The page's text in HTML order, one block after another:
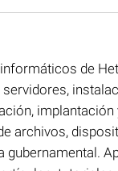
de
archivos,
gubernamental.